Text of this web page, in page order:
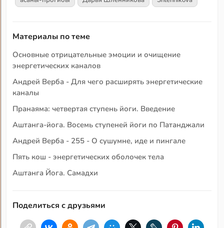
Материалы по теме
Основные отрицательные эмоции и очищение
энергетических каналов
Андрей Верба - Для чего расширять энергетические
каналы
Пранаяма: четвертая ступень йоги. Введение
Аштанга-йога. Восемь ступеней йоги по Патанджали
Андрей Верба - 255 - О сушумне, иде и пингале
Пять кош - энергетических оболочек тела
Аштанга Йога. Самадхи
Поделиться с друзьями